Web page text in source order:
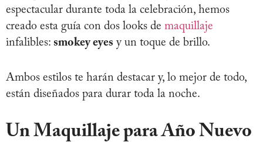
espectacular durante toda la celebración, hemos
creado esta guía con dos looks de maquillaje
infalibles: smokey eyes y un toque de brillo.
Ambos estilos te harán destacar y, lo mejor de todo,
están diseñados para durar toda la noche.
Un Maquillaje para Año Nuevo